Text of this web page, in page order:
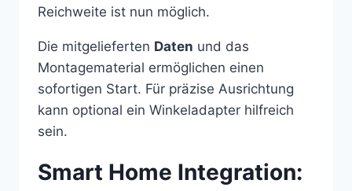
Reichweite ist nun möglich.
Die mitgelieferten Daten und das
Montagematerial ermöglichen einen
sofortigen Start. Für präzise Ausrichtung
kann optional ein Winkeladapter hilfreich
sein.
Smart Home Integration: